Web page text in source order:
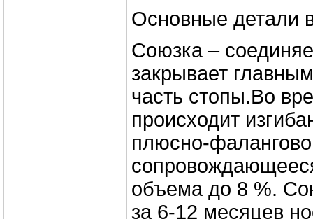
Основные детали
Союзка –
закрывает
часть стопы.Во
происходит
плюсно-
объема до 8 %.
за 6-12 месяцев